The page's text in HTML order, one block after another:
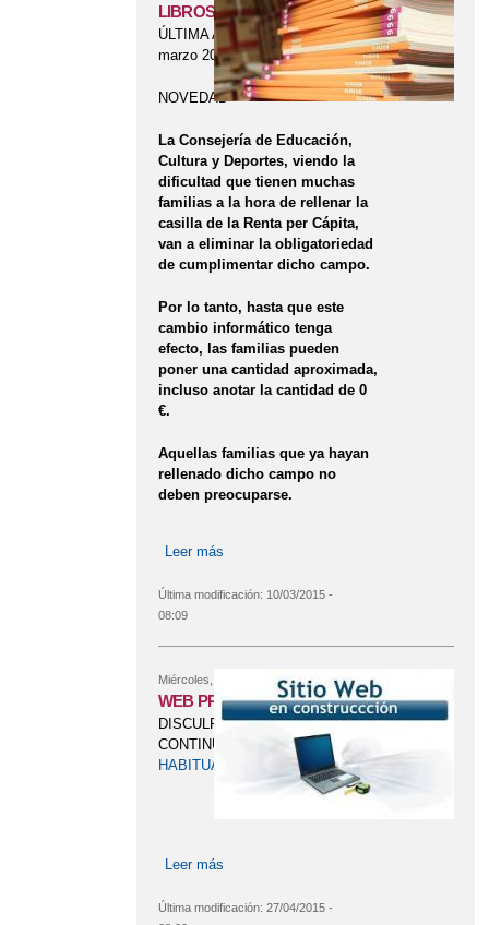
LIBROS
ÚLTIMA ACTUALIZACIÓN 10 de
marzo 2015
NOVEDAD
La Consejería de Educación,
Cultura y Deportes, viendo la
dificultad que tienen muchas
familias a la hora de rellenar la
casilla de la Renta per Cápita,
van a eliminar la obligatoriedad
de cumplimentar dicho campo.
Por lo tanto, hasta que este
cambio informático tenga
efecto, las familias pueden
poner una cantidad aproximada,
incluso anotar la cantidad de 0
€.
Aquellas familias que ya hayan
rellenado dicho campo no
deben preocuparse.
Leer más
Última modificación: 10/03/2015 -
08:09
Miércoles, 12 Noviembre, 2014
WEB PROVISIONAL
DISCULPEN LAS MOLESTIAS.
CONTINUAMOS EN LAWEB
HABITUAL
Leer más
Última modificación: 27/04/2015 -